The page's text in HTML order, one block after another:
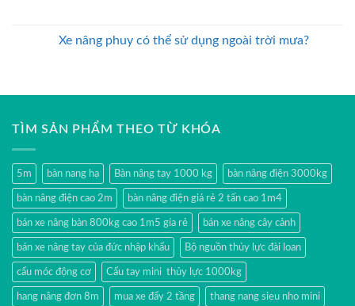
Xe nâng phuy có thể sử dụng ngoài trời mưa?
TÌM SẢN PHẨM THEO TỪ KHÓA
5m bàn nang hạ Bàn nâng tay 1000 kg bàn nâng điện 3000kg
bàn nâng điện cao 2m bàn nâng điện giá rẻ 2 tấn cao 1m4
bán xe nâng bàn 800kg cao 1m5 gía rẻ bán xe nâng cây cảnh
bán xe nâng tay của đức nhập khẩu Bộ nguồn thủy lực đài loan
cẩu móc động cơ Cẩu tay mini thủy lực 1000kg
hang nâng đơn 8m mua xe đẩy 2 tầng thang nang sieu nho mini